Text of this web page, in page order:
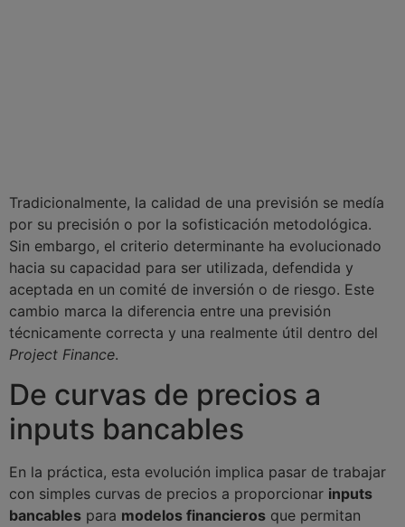
Tradicionalmente, la calidad de una previsión se medía
por su precisión o por la sofisticación metodológica.
Sin embargo, el criterio determinante ha evolucionado
hacia su capacidad para ser utilizada, defendida y
aceptada en un comité de inversión o de riesgo. Este
cambio marca la diferencia entre una previsión
técnicamente correcta y una realmente útil dentro del
Project Finance.
De curvas de precios a
inputs bancables
En la práctica, esta evolución implica pasar de trabajar
con simples curvas de precios a proporcionar inputs
bancables para modelos financieros que permitan